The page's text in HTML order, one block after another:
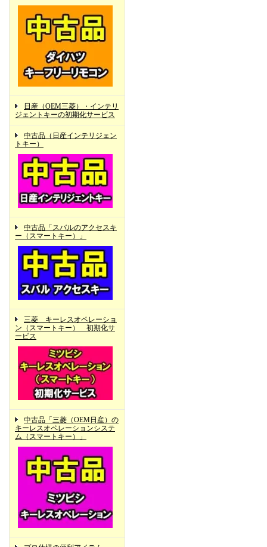
日産（OEM三菱）・インテリ
ジェントキーの初期化サービス
中古品（日産インテリジェン
トキー）
中古品「スバルのアクセスキ
ー（スマートキー）」
三菱 キーレスオペレーショ
ン（スマートキー） 初期化サ
ービス
中古品「三菱（OEM日産）の
キーレスオペレーションシステ
ム（スマートキー）」